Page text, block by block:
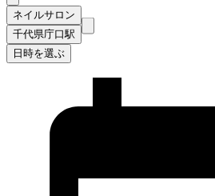
ネイルサロン
千代県庁口駅
日時を選ぶ